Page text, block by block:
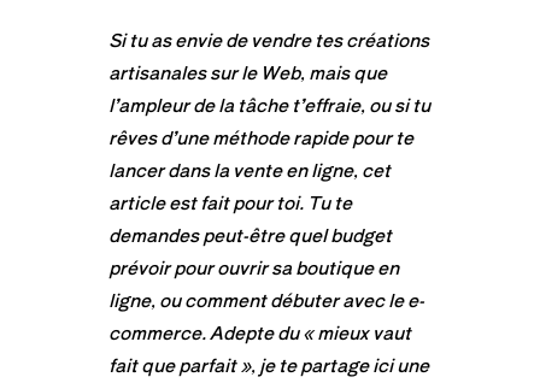
Si tu as envie de vendre tes créations
artisanales sur le Web, mais que
l’ampleur de la tâche t’effraie, ou si tu
rêves d’une méthode rapide pour te
lancer dans la vente en ligne, cet
article est fait pour toi. Tu te
demandes peut-être quel budget
prévoir pour ouvrir sa boutique en
ligne, ou comment débuter avec le e-
commerce. Adepte du « mieux vaut
fait que parfait », je te partage ici une